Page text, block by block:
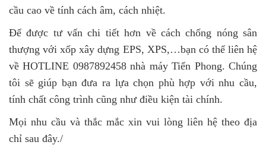
cầu cao về tính cách âm, cách nhiệt.
Để được tư vấn chi tiết hơn về cách chống nóng sân
thượng với xốp xây dựng EPS, XPS,…bạn có thể liên hệ
về HOTLINE 0987892458 nhà máy Tiến Phong. Chúng
tôi sẽ giúp bạn đưa ra lựa chọn phù hợp với nhu cầu,
tính chất công trình cũng như điều kiện tài chính.
Mọi nhu cầu và thắc mắc xin vui lòng liên hệ theo địa
chỉ sau đây./